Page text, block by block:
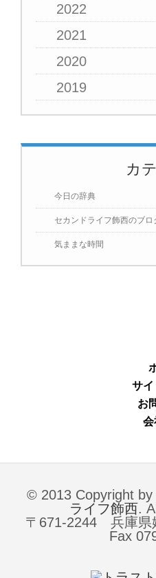
2022
2021
2020
2019
カ
今日の辞典
セカンドライフ飾西のブロ
気ままな時間
サ
お
会
© 2013 Copyright by
ライフ飾西.
〒671-2244 兵庫県
Fax